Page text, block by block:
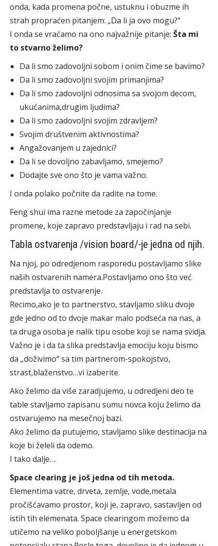
onda, kada promena počne, ustuknu i obuzme ih
strah propraćen pitanjem: „Da li ja ovo mogu?“
I onda se vraćamo na ono najvažnije pitanje: Šta mi
to stvarno želimo?
Da li smo zadovoljni sobom i onim čime se bavimo?
Da li smo zadovoljni svojim primanjima?
Da li smo zadovoljni odnosima sa svojom decom,
ukućanima,drugim ljudima?
Da li smo zadovoljni svojim zdravljem?
Svojim društvenim aktivnostima?
Angažovanjem u zajednici?
Da li se dovoljno zabavljamo, smejemo?
Dodajte sve ono što je vama važno.
I onda polako počnite da radite na tome.
Feng shui ima razne metode za započinjanje
promene, koje zapravo predstavljaju i rad na sebi.
Tabla ostvarenja /vision board/-je jedna od njih.
Na njoj, po odredjenom rasporedu postavljamo slike
naših ostvarenih namera.Postavljamo ono što već
predstavlja to ostvarenje.
Recimo,ako je to partnerstvo, stavljamo sliku dvoje
gde jedno od to dvoje makar malo podseća na nas, a
ta druga osoba je nalik tipu osobe koji se nama svidja.
Važno je i da ta slika predstavlja emociju koju bismo
da „doživimo“ sa tim partnerom-spokojstvo,
strast,blaženstvo…vi izaberite.
Ako želimo da više zaradjujemo, u odredjeni deo te
table stavljamo zapisanu sumu novca koju želimo da
ostvarujemo na mesečnoj bazi.
Ako želimo da putujemo, stavljamo slike destinacija na
koje bi želeli da odemo.
I tako dalje….
Space clearing je još jedna od tih metoda.
Elementima vatre, drveta, zemlje, vode,metala
pročišćavamo prostor, koji je, zapravo, sastavljen od
istih tih elemenata. Space clearingom možemo da
utičemo na veliko poboljšanje u energetskom